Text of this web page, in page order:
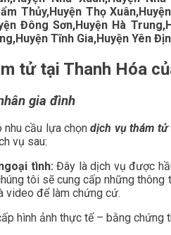
Thủy,Huyện Thọ
Đông Sơn,Huyện Hà
Tĩnh Gia,Huyện Yên
tử tại Thanh Hóa
gia đình
nhu cầu lựa chọndịch vụ thám tử
vụ sau:
tình: Đây là dịch vụ được
tôi sẽ cung cấp những
video để làm chứng cứ.
hình ảnh thực tế – bằng chứng